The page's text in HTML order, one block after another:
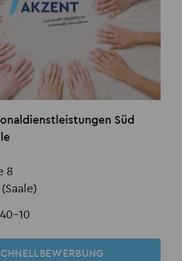
Süd
8
10